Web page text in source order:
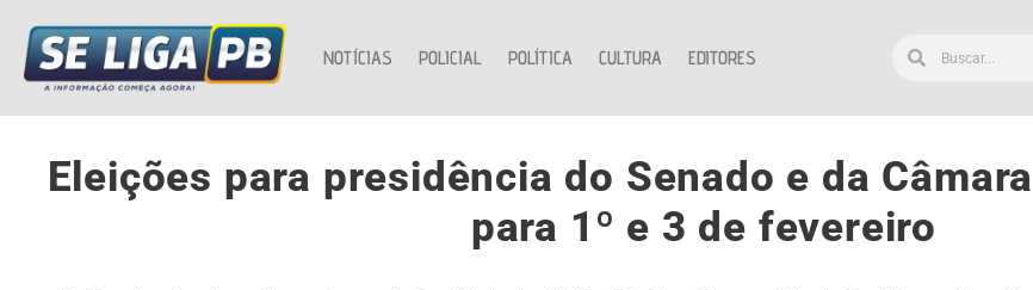
NOTÍCIAS POLICIAL POLÍTICA CULTURA EDITORES
Eleições para presidência do Senado e da
para 1º e 3 de fevereiro